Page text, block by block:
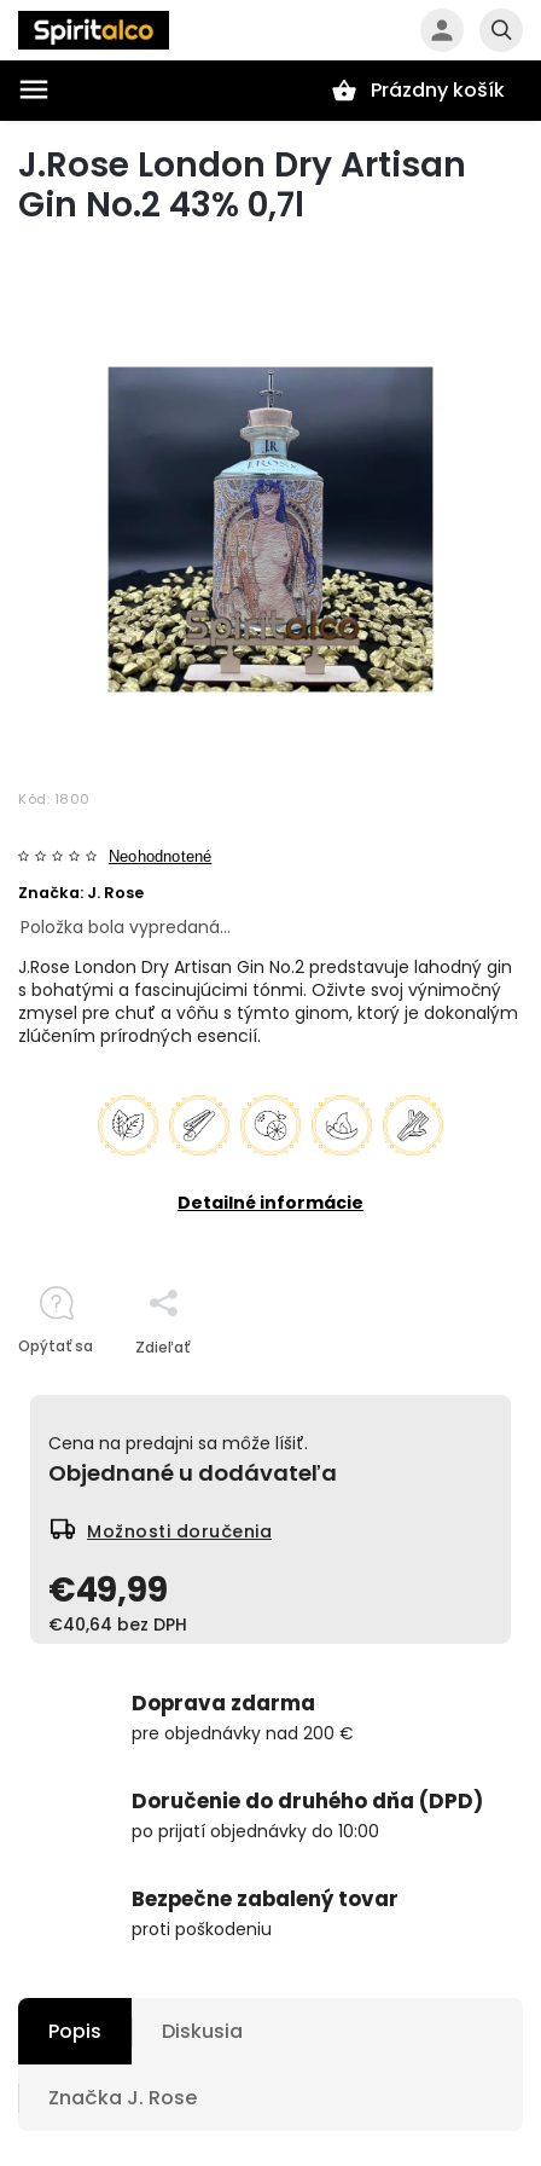
Prázdny košík
J.Rose London Dry Artisan
Gin No.2 43% 0,7l
Kód: 1800
Neohodnotené
Značka: J. Rose
€49,99
€40,64 bez DPH
Cena na predajni sa môže líšiť.
Objednané u dodávateľa
Možnosti doručenia
Položka bola vypredaná…
J.Rose London Dry Artisan Gin No.2 predstavuje lahodný gin
s bohatými a fascinujúcimi tónmi. Oživte svoj výnimočný
zmysel pre chuť a vôňu s týmto ginom, ktorý je dokonalým
zlúčením prírodných esencií.
Detailné informácie
Opýtať sa Zdieľať
Doprava zdarma
pre objednávky nad 200 €
Doručenie do druhého dňa (DPD)
po prijatí objednávky do 10:00
Bezpečne zabalený tovar
proti poškodeniu
Popis Diskusia
Značka J. Rose